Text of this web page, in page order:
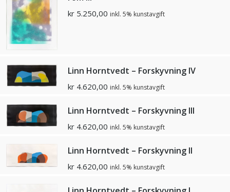
kr 5.250,00 inkl. 5% kunstavgift
Linn Horntvedt – Forskyvning IV
kr 4.620,00 inkl. 5% kunstavgift
Linn Horntvedt – Forskyvning III
kr 4.620,00 inkl. 5% kunstavgift
Linn Horntvedt – Forskyvning II
kr 4.620,00 inkl. 5% kunstavgift